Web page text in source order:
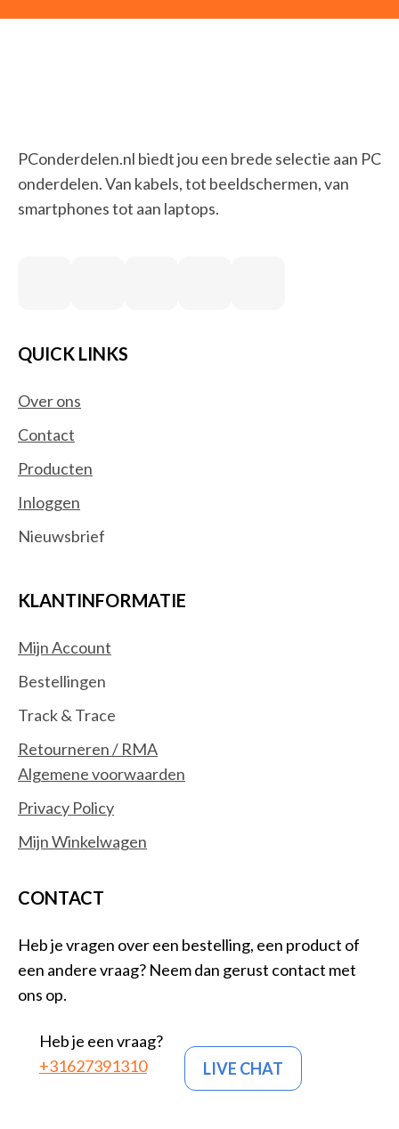
PConderdelen.nl biedt jou een brede selectie aan PC
onderdelen. Van kabels, tot beeldschermen, van
smartphones tot aan laptops.
QUICK LINKS
Over ons
Contact
Producten
Inloggen
Nieuwsbrief
KLANTINFORMATIE
Mijn Account
Bestellingen
Track & Trace
Retourneren / RMA
Algemene voorwaarden
Privacy Policy
Mijn Winkelwagen
CONTACT
Heb je vragen over een bestelling, een product of
een andere vraag? Neem dan gerust contact met
ons op.
Heb je een vraag?
+31627391310
LIVE CHAT